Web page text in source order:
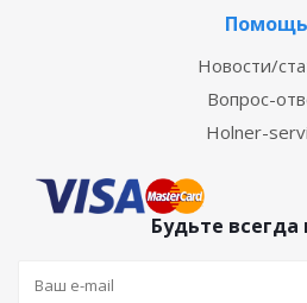
Помощь
Новости/
Вопрос-
Holner-
Будьте всегда